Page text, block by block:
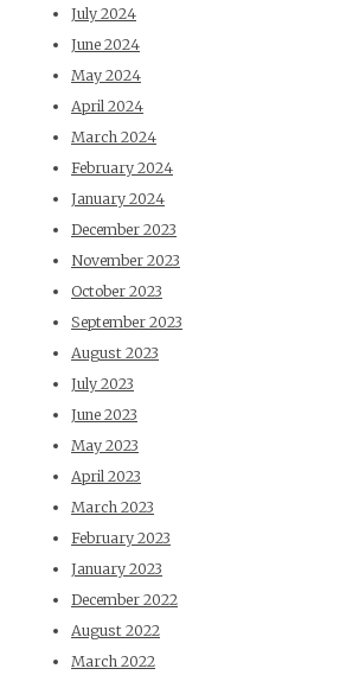
July 2024
June 2024
May 2024
April 2024
March 2024
February 2024
January 2024
December 2023
November 2023
October 2023
September 2023
August 2023
July 2023
June 2023
May 2023
April 2023
March 2023
February 2023
January 2023
December 2022
August 2022
March 2022